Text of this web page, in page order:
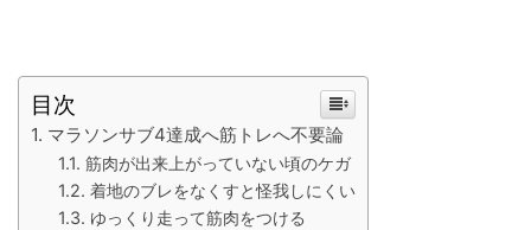
目次
マラソンサブ4達成へ筋トレへ不要論
筋肉が出来上がっていない頃のケガ
着地のブレをなくすと怪我しにくい
ゆっくり走って筋肉をつける